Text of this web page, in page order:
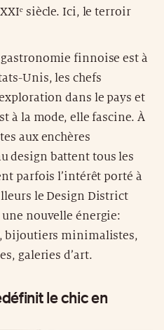
siècle. Ici, le terroir
finnoise est à
Unis, les chefs
dans le pays et
à la mode, elle fascine. À
aux enchères
design battent tous les
parfois l’intérêt porté à
le Design District
nouvelle énergie:
bijoutiers minimalistes,
galeries d’art.
le chic en